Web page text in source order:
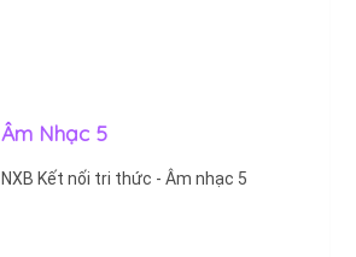
Âm Nhạc 5
NXB Kết nối tri thức - Âm nhạc 5